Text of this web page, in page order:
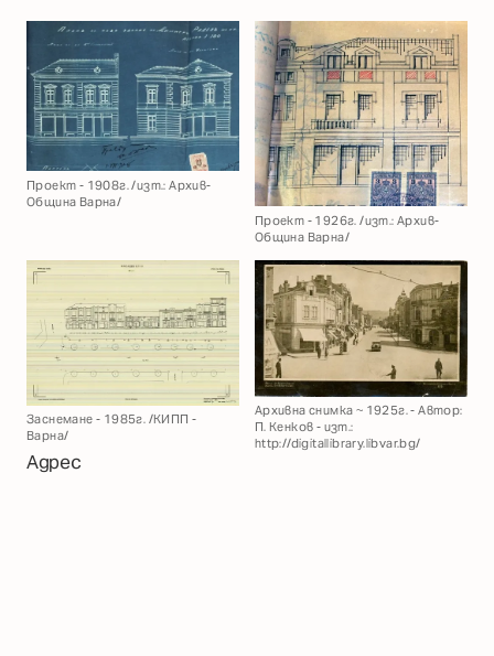
Проект - 1908г. /изт.: Архив-
Община Варна/
Проект - 1926г. /изт.: Архив-
Община Варна/
Заснемане - 1985г. /КИПП -
Варна/
Архивна снимка ~ 1925г. - Автор:
П. Кенков - изт.:
http://digitallibrary.libvar.bg/
Адрес